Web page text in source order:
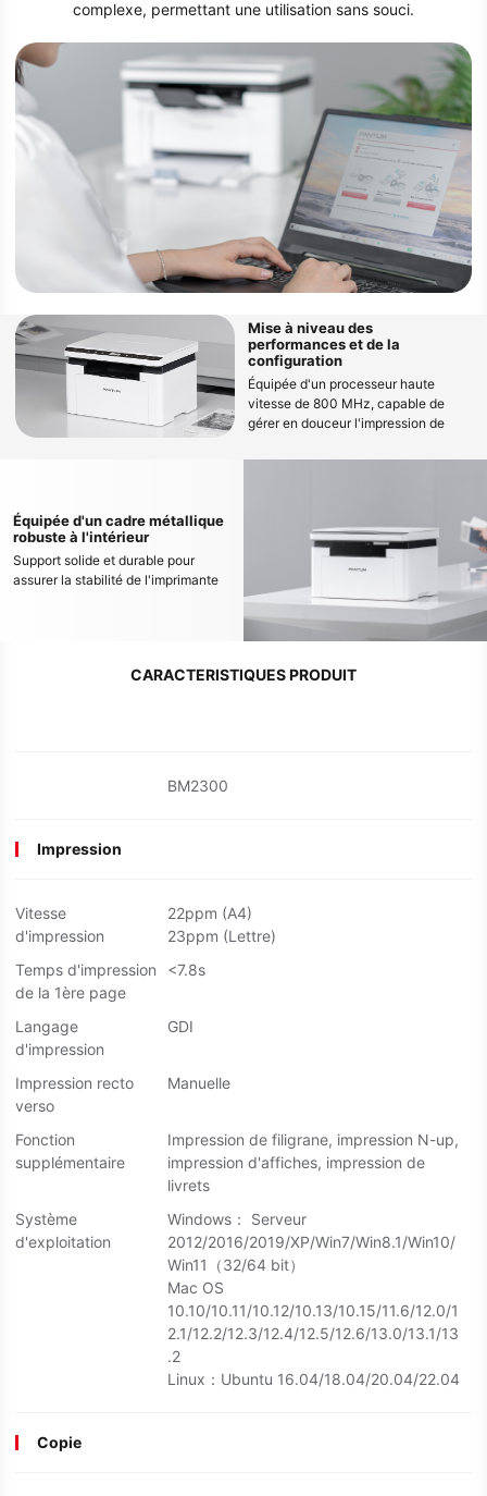
complexe, permettant une utilisation sans souci.
Mise à niveau des
performances et de la
configuration
Équipée d'un processeur haute
vitesse de 800 MHz, capable de
gérer en douceur l'impression de
bugs
Équipée d'un cadre métallique
robuste à l'intérieur
Support solide et durable pour
assurer la stabilité de l'imprimante
CARACTERISTIQUES PRODUIT
BM2300
Impression
Vitesse
d'impression
22ppm (A4)
23ppm (Lettre)
Temps d'impression
de la 1ère page
<7.8s
Langage
d'impression
GDI
Impression recto
verso
Manuelle
Fonction
supplémentaire
Impression de filigrane, impression N-up,
impression d'affiches, impression de
livrets
Système
d'exploitation
Windows： Serveur
2012/2016/2019/XP/Win7/Win8.1/Win10/
Win11（32/64 bit）
Mac OS
10.10/10.11/10.12/10.13/10.15/11.6/12.0/1
2.1/12.2/12.3/12.4/12.5/12.6/13.0/13.1/13
.2
Linux：Ubuntu 16.04/18.04/20.04/22.04
Copie